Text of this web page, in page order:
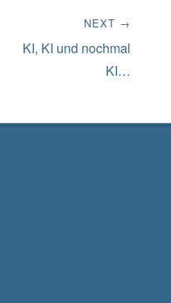
NEXT →
NextKI, KI und nochmal
KI…